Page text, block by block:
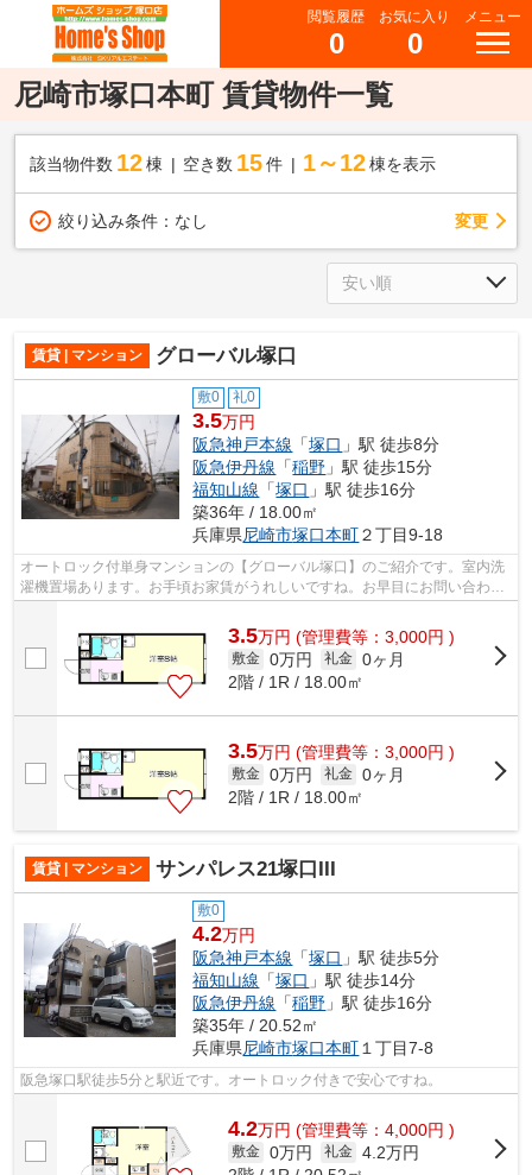
閲覧履歴
0
お気に入り
0
メニュー
尼崎市塚口本町 賃貸物件一覧
該当物件数 12棟 空き数 15 件 1～12 棟を表示
絞り込み条件： なし 変更
賃貸 | マンション グローバル塚口
敷0 礼0
3.5万円
阪急神戸本線 「塚口 」駅 徒歩8分
阪急伊丹線 「稲野 」駅 徒歩15分
福知山線 「塚口 」駅 徒歩16分
築36年 / 18.00㎡
兵庫県尼崎市塚口本町２丁目9-18
オートロック付単身マンションの【グローバル塚口】のご紹介です。室内洗
濯機置場あります。お手頃お家賃がうれしいですね。お早目にお問い合わせ
3.5万円 (管理費等：3,000円 )
敷金 0万円 礼金 0ヶ月
2階 / 1R / 18.00㎡
3.5万円 (管理費等：3,000円 )
敷金 0万円 礼金 0ヶ月
2階 / 1R / 18.00㎡
賃貸 | マンション サンパレス21塚口III
敷0
4.2万円
阪急神戸本線 「塚口 」駅 徒歩5分
福知山線 「塚口 」駅 徒歩14分
阪急伊丹線 「稲野 」駅 徒歩16分
築35年 / 20.52㎡
兵庫県尼崎市塚口本町 １丁目7-8
阪急塚口駅徒歩5分と駅近です。オートロック付きで安心ですね。
4.2万円 (管理費等：4,000円 )
敷金 0万円 礼金 4.2万円